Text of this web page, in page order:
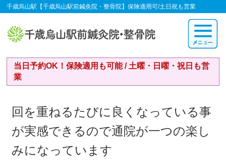
千歳烏山駅【千歳烏山駅前鍼灸院・整骨院】保険適用可/土日祝も営業
当日予約OK！保険適用も可能 / 土曜・日曜・祝日も営
業
回を重ねるたびに良くなっている事
が実感できるので通院が一つの楽し
みになっています